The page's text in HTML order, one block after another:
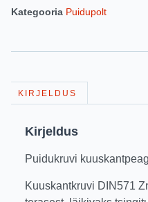
Kategooria Puidupolt
KIRJELDUS
Kirjeldus
Puidukruvi
Kuuskantkruvi DIN571